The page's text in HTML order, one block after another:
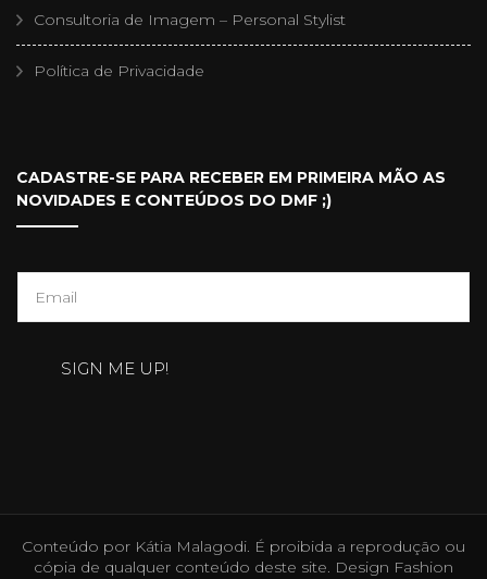
Consultoria de Imagem – Personal Stylist
Política de Privacidade
CADASTRE-SE PARA RECEBER EM PRIMEIRA MÃO AS
NOVIDADES E CONTEÚDOS DO DMF ;)
SIGN ME UP!
Conteúdo por Kátia Malagodi. É proibida a reprodução ou
cópia de qualquer conteúdo deste site. Design Fashion